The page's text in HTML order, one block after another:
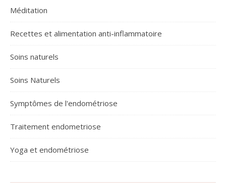
Méditation
Recettes et alimentation anti-inflammatoire
Soins naturels
Soins Naturels
Symptômes de l'endométriose
Traitement endometriose
Yoga et endométriose